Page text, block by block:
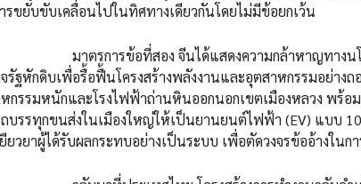
รขยับขับเคลื่อนไปในทิศทางเดียวกันโดยไม่มีข้อยกเว้น
รการข้อที่สอง จีนได้แสดงความกล้าหาญทางนโยบ
รัฐหักดิบเพื่อรื้อฟื้นโครงสร้างพลังงานและอุตสาหกรรมอย่างถ
กรรมหนักและโรงไฟฟ้าถ่านหินออกนอกเขตเมืองหลวง พร้
บรรทุกขนส่งในเมืองใหญ่ให้เป็นยานยนต์ไฟฟ้า (EV) แบบ
ยวยาผู้ได้รับผลกระทบอย่างเป็นระบบ เพื่อตัดวงจรข้ออ้างในก